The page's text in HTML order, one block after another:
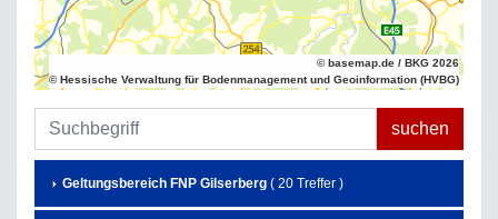
© basemap.de / BKG 2026
© Hessische Verwaltung für Bodenmanagement und Geoinformation (HVBG)
Geltungsbereich FNP Gilserberg ( 20 Treffer )